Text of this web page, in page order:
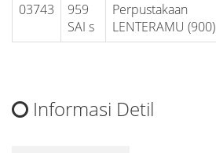
03743
959
SAI s
Perpustakaan
LENTERAMU (900)
Informasi Detil